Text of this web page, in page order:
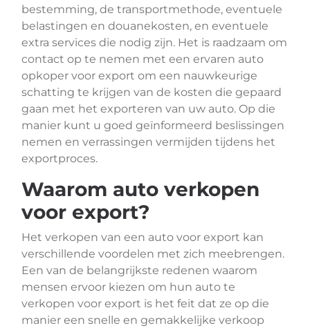
bestemming, de transportmethode, eventuele
belastingen en douanekosten, en eventuele
extra services die nodig zijn. Het is raadzaam om
contact op te nemen met een ervaren auto
opkoper voor export om een nauwkeurige
schatting te krijgen van de kosten die gepaard
gaan met het exporteren van uw auto. Op die
manier kunt u goed geïnformeerd beslissingen
nemen en verrassingen vermijden tijdens het
exportproces.
Waarom auto verkopen
voor export?
Het verkopen van een auto voor export kan
verschillende voordelen met zich meebrengen.
Een van de belangrijkste redenen waarom
mensen ervoor kiezen om hun auto te
verkopen voor export is het feit dat ze op die
manier een snelle en gemakkelijke verkoop